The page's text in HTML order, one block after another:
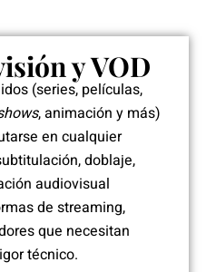
y VOD
(series, películas,
, animación y más)
en cualquier
doblaje,
audiovisual
de streaming,
que necesitan
técnico.